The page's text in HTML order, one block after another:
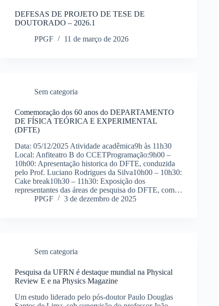
DEFESAS DE PROJETO DE TESE DE
DOUTORADO – 2026.1
PPGF
11 de março de 2026
Sem categoria
Comemoração dos 60 anos do DEPARTAMENTO
DE FÍSICA TEÓRICA E EXPERIMENTAL
(DFTE)
Data: 05/12/2025 Atividade acadêmica9h às 11h30
Local: Anfiteatro B do CCETProgramação:9h00 –
10h00: Apresentação historica do DFTE, conduzida
pelo Prof. Luciano Rodrigues da Silva10h00 – 10h30:
Cake break10h30 – 11h30: Exposição dos
representantes das áreas de pesquisa do DFTE, com…
PPGF
3 de dezembro de 2025
Sem categoria
Pesquisa da UFRN é destaque mundial na Physical
Review E e na Physics Magazine
Um estudo liderado pelo pós-doutor Paulo Douglas